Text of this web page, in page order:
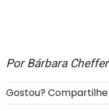
Por Bárbara Cheffer
Gostou? Compartilhe